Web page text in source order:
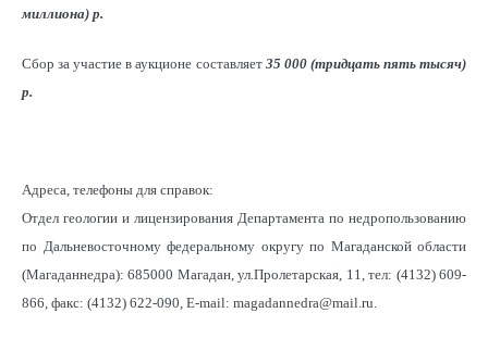
миллиона) р.
Сбор за участие в аукционе составляет 35 000 (тридцать пять тысяч)
р.
Адреса, телефоны для справок:
Отдел геологии и лицензирования Департамента по недропользованию
по Дальневосточному федеральному округу по Магаданской области
(Магаданнедра): 685000 Магадан, ул.Пролетарская, 11, тел: (4132) 609-
866, факс: (4132) 622-090, E-mail: magadannedra@mail.ru.